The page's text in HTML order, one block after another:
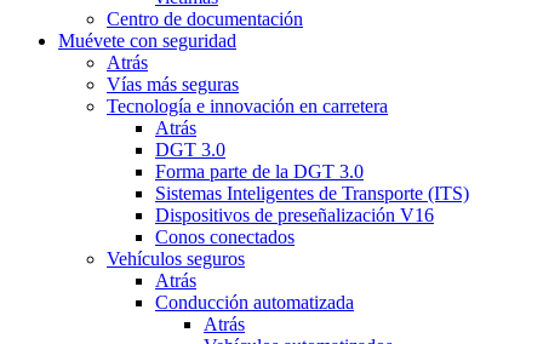
Centro de documentación
Muévete con seguridad
Atrás
Vías más seguras
Tecnología e innovación en carretera
Atrás
DGT 3.0
Forma parte de la DGT 3.0
Sistemas Inteligentes de Transporte (ITS)
Dispositivos de preseñalización V16
Conos conectados
Vehículos seguros
Atrás
Conducción automatizada
Atrás